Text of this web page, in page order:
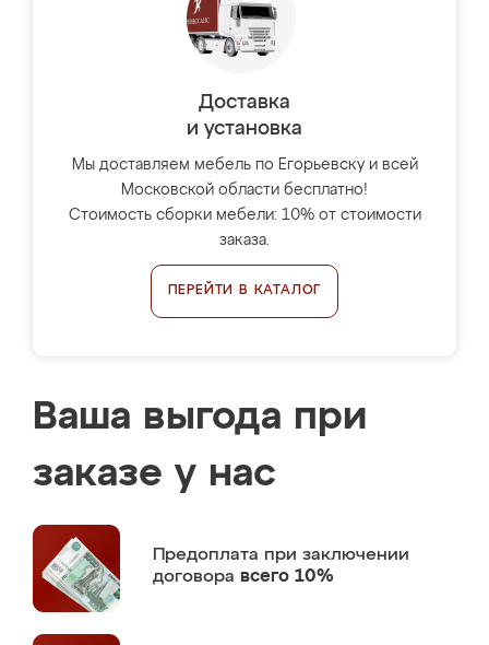
Доставка
и установка
Мы доставляем мебель по Егорьевску и всей
Московской области бесплатно!
Стоимость сборки мебели: 10% от стоимости
заказа.
ПЕРЕЙТИ В КАТАЛОГ
Ваша выгода при
заказе у нас
Предоплата при заключении
договора всего 10%